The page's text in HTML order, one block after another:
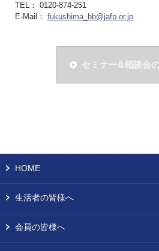
TEL： 0120-874-251
E-Mail： fukushima_bb@jafp.or.jp
セミナー&相談会
HOME
生活者の皆様へ
会員の皆様へ